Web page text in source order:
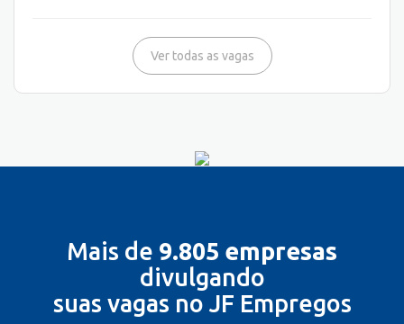
Ver todas as vagas
Mais de 9.805 empresas
divulgando
suas vagas no JF Empregos